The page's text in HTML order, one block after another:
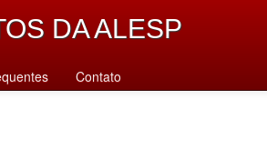
DA ALESP
Contato